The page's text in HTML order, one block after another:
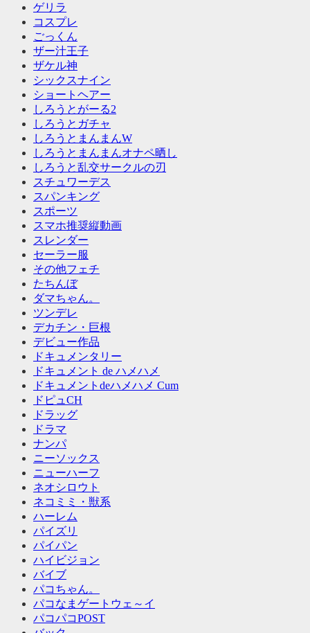
ゲリラ
コスプレ
ごっくん
ザー汁王子
ザケル神
シックスナイン
ショートヘアー
しろうとがーる2
しろうとガチャ
しろうとまんまんW
しろうとまんまんオナペ晒し
しろうと乱交サークルの刃
スチュワーデス
スパンキング
スポーツ
スマホ推奨縦動画
スレンダー
セーラー服
その他フェチ
たちんぼ
ダマちゃん。
ツンデレ
デカチン・巨根
デビュー作品
ドキュメンタリー
ドキュメント de ハメハメ
ドキュメントdeハメハメ Cum
ドピュCH
ドラッグ
ドラマ
ナンパ
ニーソックス
ニューハーフ
ネオシロウト
ネコミミ・獣系
ハーレム
パイズリ
パイパン
ハイビジョン
バイブ
パコちゃん。
パコなまゲートウェ～イ
パコパコPOST